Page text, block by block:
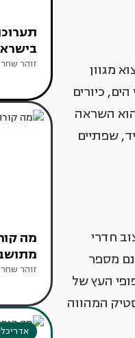
מגוון
כיורים
השראה
שפתיים
חדרי
מספר
משפיעים עליו במיוחד כמו ה"באוהאוס" מסביבות שנות ה-30, כיפופי העץ של
ה-60, כאשר נכנס הפלסטיק המהווה
זוהר שחר
מה
זוהר שחר